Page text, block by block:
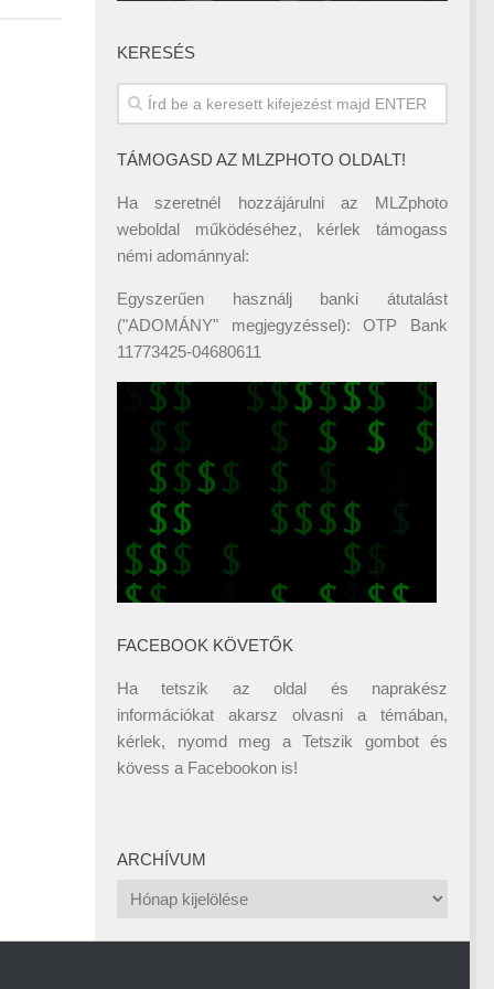
KERESÉS
TÁMOGASD AZ MLZPHOTO OLDALT!
Ha szeretnél hozzájárulni az MLZphoto
weboldal működéséhez, kérlek támogass
némi adománnyal:
Egyszerűen használj banki átutalást
("ADOMÁNY" megjegyzéssel): OTP Bank
11773425-04680611
FACEBOOK KÖVETŐK
Ha tetszik az oldal és naprakész
információkat akarsz olvasni a témában,
kérlek, nyomd meg a Tetszik gombot és
kövess a Facebookon is!
ARCHÍVUM
Archívum